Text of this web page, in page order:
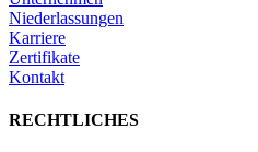
Niederlassungen
Karriere
Zertifikate
Kontakt
RECHTLICHES